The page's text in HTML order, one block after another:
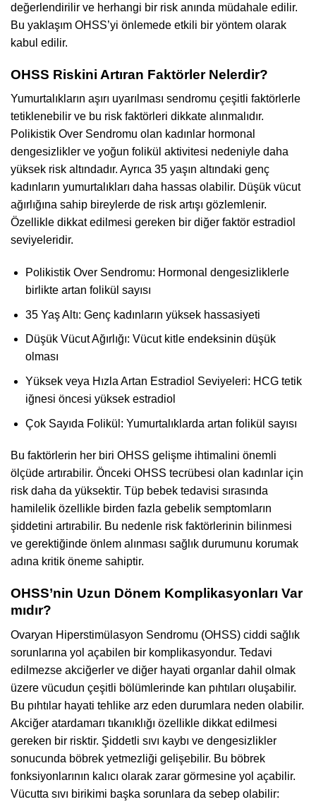
değerlendirilir ve herhangi bir risk anında müdahale edilir.
Bu yaklaşım OHSS’yi önlemede etkili bir yöntem olarak
kabul edilir.
OHSS Riskini Artıran Faktörler Nelerdir?
Yumurtalıkların aşırı uyarılması sendromu çeşitli faktörlerle
tetiklenebilir ve bu risk faktörleri dikkate alınmalıdır.
Polikistik Over Sendromu olan kadınlar hormonal
dengesizlikler ve yoğun folikül aktivitesi nedeniyle daha
yüksek risk altındadır. Ayrıca 35 yaşın altındaki genç
kadınların yumurtalıkları daha hassas olabilir. Düşük vücut
ağırlığına sahip bireylerde de risk artışı gözlemlenir.
Özellikle dikkat edilmesi gereken bir diğer faktör estradiol
seviyeleridir.
Polikistik Over Sendromu: Hormonal dengesizliklerle
birlikte artan folikül sayısı
35 Yaş Altı: Genç kadınların yüksek hassasiyeti
Düşük Vücut Ağırlığı: Vücut kitle endeksinin düşük
olması
Yüksek veya Hızla Artan Estradiol Seviyeleri: HCG tetik
iğnesi öncesi yüksek estradiol
Çok Sayıda Folikül: Yumurtalıklarda artan folikül sayısı
Bu faktörlerin her biri OHSS gelişme ihtimalini önemli
ölçüde artırabilir. Önceki OHSS tecrübesi olan kadınlar için
risk daha da yüksektir. Tüp bebek tedavisi sırasında
hamilelik özellikle birden fazla gebelik semptomların
şiddetini artırabilir. Bu nedenle risk faktörlerinin bilinmesi
ve gerektiğinde önlem alınması sağlık durumunu korumak
adına kritik öneme sahiptir.
OHSS’nin Uzun Dönem Komplikasyonları Var
mıdır?
Ovaryan Hiperstimülasyon Sendromu (OHSS) ciddi sağlık
sorunlarına yol açabilen bir komplikasyondur. Tedavi
edilmezse akciğerler ve diğer hayati organlar dahil olmak
üzere vücudun çeşitli bölümlerinde kan pıhtıları oluşabilir.
Bu pıhtılar hayati tehlike arz eden durumlara neden olabilir.
Akciğer atardamarı tıkanıklığı özellikle dikkat edilmesi
gereken bir risktir. Şiddetli sıvı kaybı ve dengesizlikler
sonucunda böbrek yetmezliği gelişebilir. Bu böbrek
fonksiyonlarının kalıcı olarak zarar görmesine yol açabilir.
Vücutta sıvı birikimi başka sorunlara da sebep olabilir: